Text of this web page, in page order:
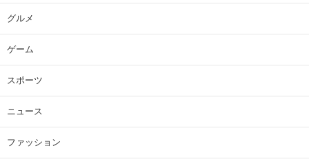
グルメ
ゲーム
スポーツ
ニュース
ファッション